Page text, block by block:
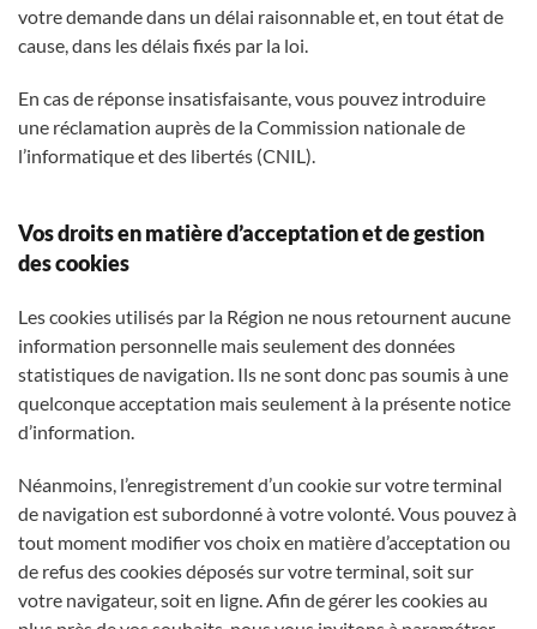
votre demande dans un délai raisonnable et, en tout état de
cause, dans les délais fixés par la loi.
En cas de réponse insatisfaisante, vous pouvez introduire
une réclamation auprès de la Commission nationale de
l’informatique et des libertés (CNIL).
Vos droits en matière d’acceptation et de gestion
des cookies
Les cookies utilisés par la Région ne nous retournent aucune
information personnelle mais seulement des données
statistiques de navigation. Ils ne sont donc pas soumis à une
quelconque acceptation mais seulement à la présente notice
d’information.
Néanmoins, l’enregistrement d’un cookie sur votre terminal
de navigation est subordonné à votre volonté. Vous pouvez à
tout moment modifier vos choix en matière d’acceptation ou
de refus des cookies déposés sur votre terminal, soit sur
votre navigateur, soit en ligne. Afin de gérer les cookies au